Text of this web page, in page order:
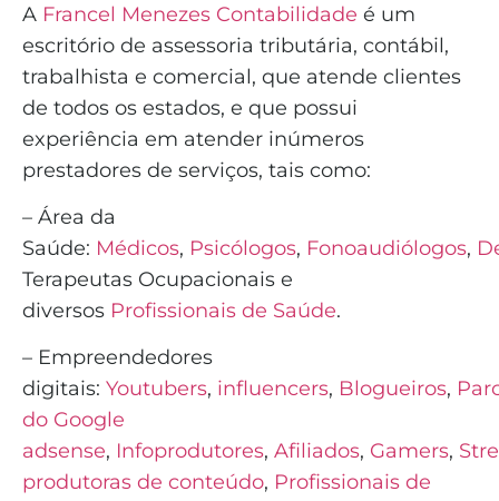
A Francel Menezes Contabilidade é um
escritório de assessoria tributária, contábil,
trabalhista e comercial, que atende clientes
de todos os estados, e que possui
experiência em atender inúmeros
prestadores de serviços, tais como:
– Área da
Saúde: Médicos, Psicólogos, Fonoaudiólogos,
Terapeutas Ocupacionais e
diversos Profissionais de Saúde.
– Empreendedores
digitais: Youtubers, influencers, Blogueiros,
do Google
adsense, Infoprodutores, Afiliados, Gamers,
produtoras de conteúdo, Profissionais de